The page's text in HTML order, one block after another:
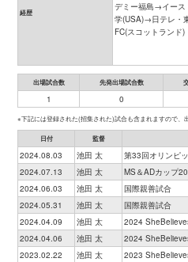
経歴
デミー福島→イース
学(USA)→日テレ・
FC(スコットランド)
出場試合数 先発出場試合数
1 0
※下記には登録された(招集された)試合も含まれますので、
日付 監督
2024.08.03 池田 太 第33回オリンピ
2024.07.13
池田 太 MS＆ADカップ
2024.06.03
池田 太 国際親善試合
2024.05.31
池田 太 国際親善試合
2024.04.09
池田 太 2024
2024.04.06
池田 太 2024
2023.02.22
池田 太 2023